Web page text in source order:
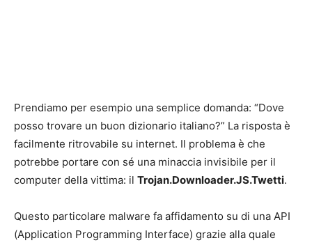
Prendiamo per esempio una semplice domanda: “Dove
posso trovare un buon dizionario italiano?” La risposta è
facilmente ritrovabile su internet. Il problema è che
potrebbe portare con sé una minaccia invisibile per il
computer della vittima: il Trojan.Downloader.JS.Twetti.
Questo particolare malware fa affidamento su di una API
(Application Programming Interface) grazie alla quale